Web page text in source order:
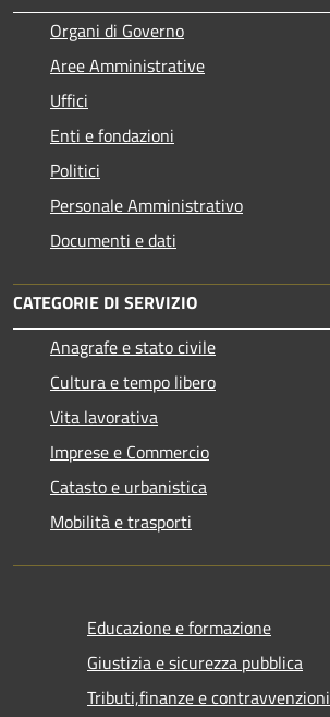
Organi di Governo
Aree Amministrative
Uffici
Enti e fondazioni
Politici
Personale Amministrativo
Documenti e dati
CATEGORIE DI SERVIZIO
Anagrafe e stato civile
Cultura e tempo libero
Vita lavorativa
Imprese e Commercio
Catasto e urbanistica
Mobilità e trasporti
Educazione e formazione
Giustizia e sicurezza pubblica
Tributi,finanze e contravvenzioni